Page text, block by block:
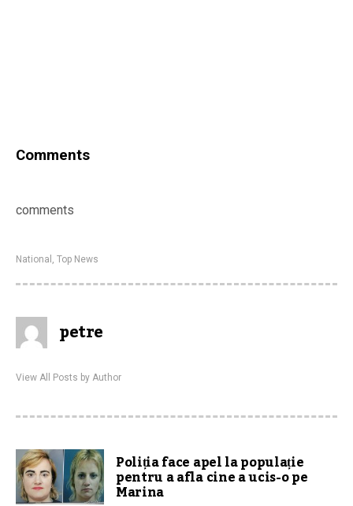
Comments
comments
National , Top News
petre
View All Posts by Author
Poliția face apel la populație
pentru a afla cine a ucis-o pe
Marina